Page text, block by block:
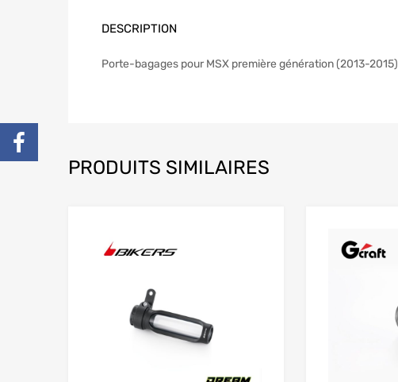
DESCRIPTION
Porte-bagages pour MSX première génération (2013-2015)
PRODUITS SIMILAIRES